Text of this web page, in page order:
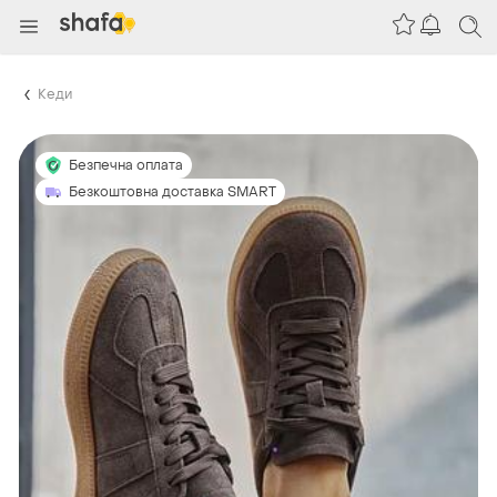
Кеди
Безпечна оплата
Безкоштовна доставка SMART